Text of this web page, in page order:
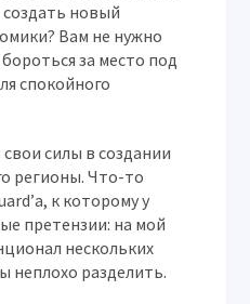
новый
Вам не нужно
за место под
спокойного
силы в создании
регионы. Что-то
к которому у
претензии: на мой
нескольких
неплохо разделить.